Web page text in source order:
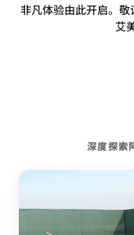
非凡体验由此开启。
艾
深度探索